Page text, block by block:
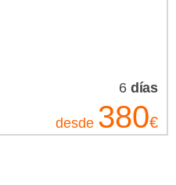
6 días
380€
desde